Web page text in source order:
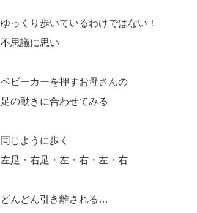
ゆっくり歩いているわけではない！
不思議に思い
ベビーカーを押すお母さんの
足の動きに合わせてみる
同じように歩く
左足・右足・左・右・左・右
どんどん引き離される…